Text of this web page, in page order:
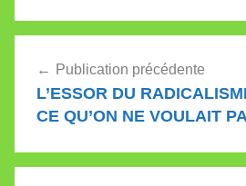
dans la Tribune de
Genève sur la visite…
de
l’article
Publication précédente
L’ESSOR DU
CE QU’ON NE VOULAIT